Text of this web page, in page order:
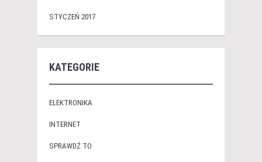
STYCZEŃ 2017
KATEGORIE
ELEKTRONIKA
INTERNET
SPRAWDŹ TO